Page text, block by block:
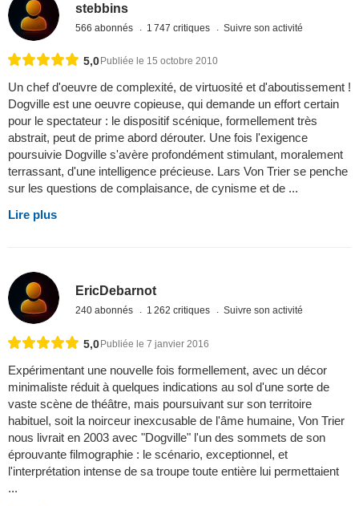
stebbins
566 abonnés 1 747 critiques Suivre son activité
5,0 Publiée le 15 octobre 2010
Un chef d'oeuvre de complexité, de virtuosité et d'aboutissement !
Dogville est une oeuvre copieuse, qui demande un effort certain
pour le spectateur : le dispositif scénique, formellement très
abstrait, peut de prime abord dérouter. Une fois l'exigence
poursuivie Dogville s'avère profondément stimulant, moralement
terrassant, d'une intelligence précieuse. Lars Von Trier se penche
sur les questions de complaisance, de cynisme et de ...
Lire plus
EricDebarnot
240 abonnés 1 262 critiques Suivre son activité
5,0Publiée le 7 janvier 2016
Expérimentant une nouvelle fois formellement, avec un décor
minimaliste réduit à quelques indications au sol d'une sorte de
vaste scène de théâtre, mais poursuivant sur son territoire
habituel, soit la noirceur inexcusable de l'âme humaine, Von Trier
nous livrait en 2003 avec "Dogville" l'un des sommets de son
éprouvante filmographie : le scénario, exceptionnel, et
l'interprétation intense de sa troupe toute entière lui permettaient
...